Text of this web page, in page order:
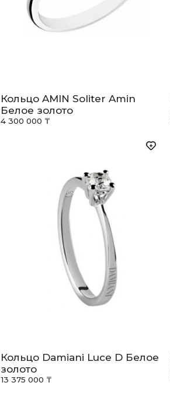
Кольцо AMIN Soliter Amin
Белое золото
4 300 000 ₸
Кольцо Damiani Luce D Белое
золото
13 375 000 ₸